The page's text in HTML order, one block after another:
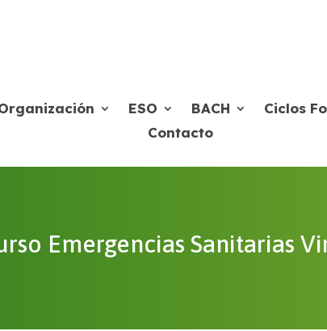
ESO BACH Ciclos
Contacto
Emergencias Sanitarias